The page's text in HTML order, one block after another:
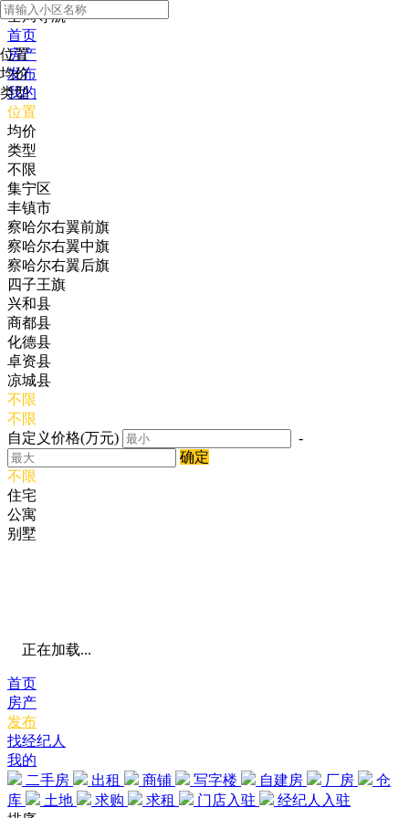
全局导航
首页
房产
发布
我的
位置
均价
类型
位置
均价
类型
不限
集宁区
丰镇市
察哈尔右翼前旗
察哈尔右翼中旗
察哈尔右翼后旗
四子王旗
兴和县
商都县
化德县
卓资县
凉城县
不限
不限
自定义价格(万元)
-
确定
不限
住宅
公寓
别墅
正在加载...
首页
房产
发布
找经纪人
我的
二手房
出租 商铺 写字楼 自建房 厂房
仓
库
土地 求购 求租 门店入驻
经纪人入驻